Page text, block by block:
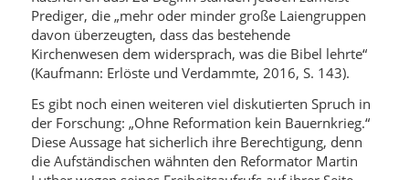
Prediger, die „mehr oder minder große Laiengruppen
davon überzeugten, dass das bestehende
Kirchenwesen dem widersprach, was die Bibel lehrte“
(Kaufmann: Erlöste und Verdammte, 2016, S. 143).
Es gibt noch einen weiteren viel diskutierten Spruch in
der Forschung: „Ohne Reformation kein Bauernkrieg.“
Diese Aussage hat sicherlich ihre Berechtigung, denn
die Aufständischen wähnten den Reformator Martin